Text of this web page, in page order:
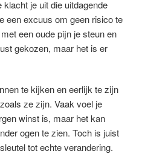
je uit die uitdagende
een excuus om geen risico te
een oude pijn je steun en
gekozen, maar het is er
te kijken en eerlijk te zijn
ze zijn. Vaak voel je
winst is, maar het kan
ogen te zien. Toch is juist
tot echte verandering.